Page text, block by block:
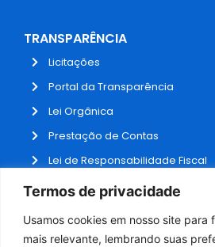
Termos de privacidade
Usamos cookies em nosso site para
mais relevante, lembrando suas
TRANSPARÊNCIA
Licitações
Portal da Transparência
Lei Orgânica
Prestação de Contas
Lei de Responsabilidade Fiscal
Receitas e Despesas
Fale Conosco